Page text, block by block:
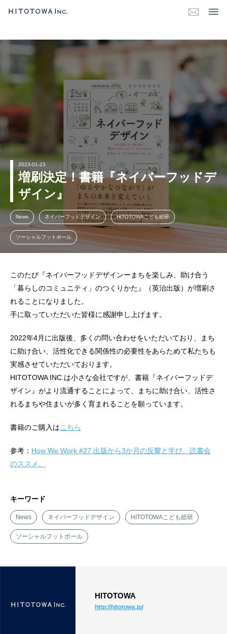
2023-01-23
増刷決定！書籍『ネイバーフッドデ
ザイン』
News ネイバーフッドデザイン HITOTOWAこども総研
ソーシャルフットボール
このたび『ネイバーフッドデザインーまちを楽しみ、助け合う
「暮らしのコミュニティ」のつくりかた』（英治出版）が増刷さ
れることになりました。
手に取っていただいた皆様に感謝申し上げます。
2022年4月に出版後、多くの問い合わせをいただいており、まち
に助け合い、活性化できる関係性の必要性をあらためて私たちも
実感させていただいております。
HITOTOWA INC.は小さな会社ですが、書籍『ネイバーフッドデ
ザイン』がより流通することによって、まちに助け合い、活性さ
れるまちや住まいが多く育まれることを願っています。
書籍のご購入はこちら
参考： How We Work #27 出版から3か月の反響と学び。読書会
のススメ。
キーワード
News ネイバーフッドデザイン HITOTOWAこども総研
ソーシャルフットボール
HITOTOWA
http://hitotowa.jp/